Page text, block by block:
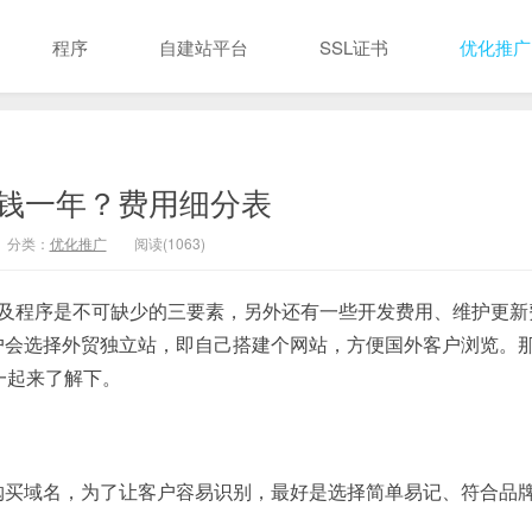
程序 自建站平台 SSL证书 优化推广
一年？费用细分表
分类： 优化推广 阅读(1063)
序是不可缺少的三要素，另外还有一些开发费用、维护更
选择外贸独立站，即自己搭建个网站，方便国外客户浏览。
来了解下。
域名，为了让客户容易识别，最好是选择简单易记、符合品